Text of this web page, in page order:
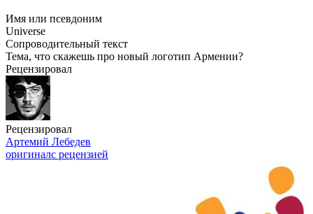
Имя или псевдоним
Universe
Сопроводительный текст
Тема, что скажешь про новый логотип Армении?
Рецензировал
Рецензировал
Артемий Лебедев
оригиналс рецензией